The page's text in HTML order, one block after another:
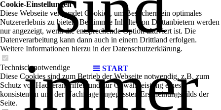
START
immer
Cookie-Einstellungen
Diese Webseite verwendet Cookies, um Besuchern ein optimales
Nutzererlebnis zu bieten. Bestimmte Inhalte von Drittanbietern werden
nur angezeigt, wenn die entsprechende Option aktiviert ist. Die
Datenverarbeitung kann dann auch in einem Drittland erfolgen.
Weitere Informationen hierzu in der Datenschutzerklärung.
Technisch notwendige
Diese Cookies sind zum Betrieb der Webseite notwendig, z.B. zum
Schutz vor Hackerangriffen und zur Gewährleistung eines
konsistenten und der Nachfrage angepassten Erscheinungsbilds der
Seite.